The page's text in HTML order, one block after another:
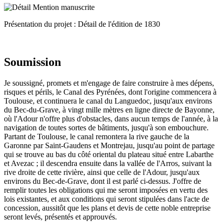
Présentation du projet : Détail de l'édition de 1830
Soumission
Je soussigné, promets et m'engage de faire construire à mes dépens,
risques et périls, le Canal des Pyrénées, dont l'origine commencera à
Toulouse, et continuera le canal du Languedoc, jusqu'aux environs
du Bec-du-Grave, à vingt mille mètres en ligne directe de Bayonne,
où l'Adour n'offre plus d'obstacles, dans aucun temps de l'année, à la
navigation de toutes sortes de bâtiments, jusqu'à son embouchure.
Partant de Toulouse, le canal remontera la rive gauche de la
Garonne par Saint-Gaudens et Montrejau, jusqu'au point de partage
qui se trouve au bas du côté oriental du plateau situé entre Labarthe
et Avezac ; il descendra ensuite dans la vallée de l'Arros, suivant la
rive droite de cette rivière, ainsi que celle de l'Adour, jusqu'aux
environs du Bec-de-Grave, dont il est parlé ci-dessus. J'offre de
remplir toutes les obligations qui me seront imposées en vertu des
lois existantes, et aux conditions qui seront stipulées dans l'acte de
concession, aussitôt que les plans et devis de cette noble entreprise
seront levés, présentés et approuvés.